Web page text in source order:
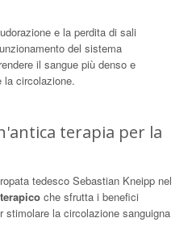
e la perdita di sali
del sistema
il sangue più denso e
la circolazione.
terapia per la
tedesco Sebastian Kneipp nel
che sfrutta i benefici
stimolare la circolazione sanguigna